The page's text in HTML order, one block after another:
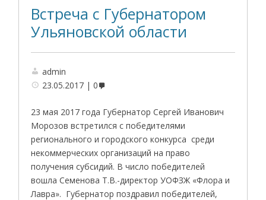
Встреча с Губернатором
Ульяновской области
admin
23.05.2017
0
23 мая 2017 года Губернатор Сергей Иванович
Морозов встретился с победителями
регионального и городского конкурса среди
некоммерческих организаций на право
получения субсидий. В число победителей
вошла Семенова Т.В.-директор УОФЗЖ «Флора и
Лавра». Губернатор поздравил победителей,